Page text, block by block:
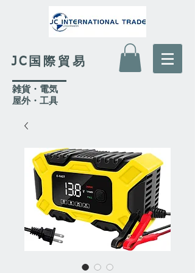
JC国際貿易
​雑貨・電気
​屋外・工具